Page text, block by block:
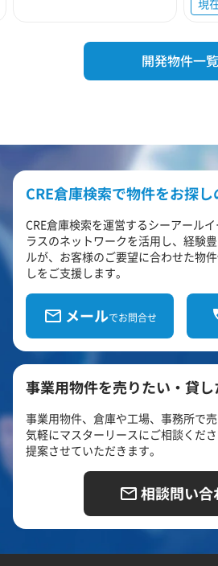
開発物件一覧
CRE倉庫検索で物件をお探
CRE倉庫検索を運営するシーアール
ラスのネットワークを活用し、経験
ルが、お客様のご要望に合わせた物
しをご支援します。
メールでお問合せ
事業用物件を売りたい・貸
事業用物件、倉庫や工場、事務所で売
気軽にマスターリースにご相談くだ
提案させていただきます。
相談問い合